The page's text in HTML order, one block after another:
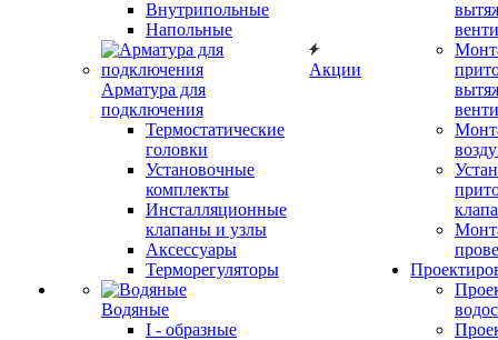
Внутрипольные
Напольные
Арматура для
подключения
Термостатические
головки
Установочные
комплекты
Инсталляционные
клапаны и узлы
Аксессуары
Терморегуляторы
Водяные
I - образные
Акции